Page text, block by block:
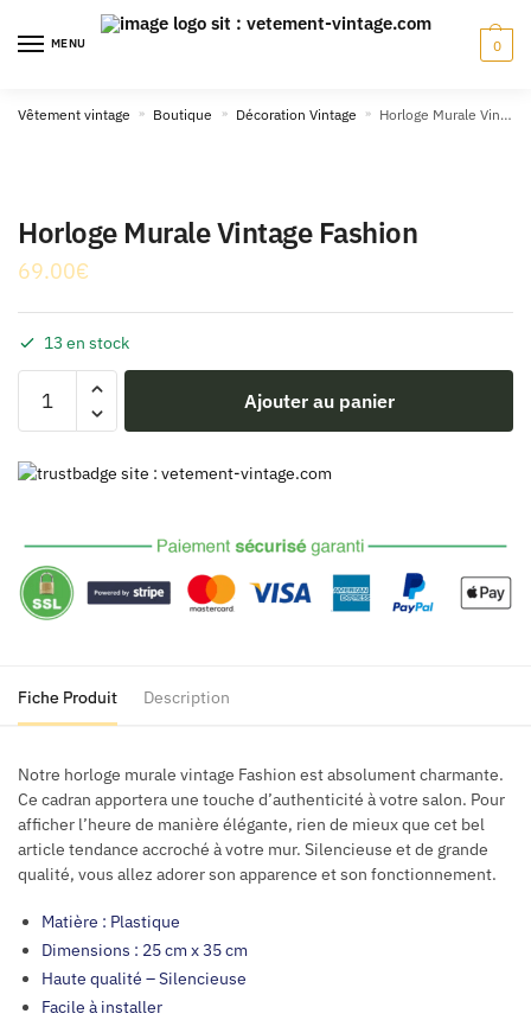
MENU 0
Vêtement vintage » Boutique » Décoration Vintage » Horloge Murale Vintage Fashion
Horloge Murale Vintage Fashion
69.00€
13 en stock
Horloge
Murale
Ajouter au panier
Fiche Produit Description
Notre horloge murale vintage Fashion est absolument charmante.
Ce cadran apportera une touche d’authenticité à votre salon. Pour
afficher l’heure de manière élégante, rien de mieux que cet bel
article tendance accroché à votre mur. Silencieuse et de grande
qualité, vous allez adorer son apparence et son fonctionnement.
Matière : Plastique
Dimensions : 25 cm x 35 cm
Haute qualité – Silencieuse
Facile à installer